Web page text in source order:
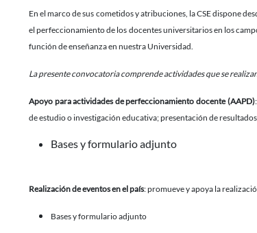
En el marco de sus cometidos y atribuciones, la CSE dispone
el perfeccionamiento de los docentes universitarios en los
función de enseñanza en nuestra Universidad.
La presente convocatoria comprende actividades que se
Apoyo para actividades de perfeccionamiento docente (AAPD)
de estudio o investigación educativa; presentación de
Bases y formulario adjunto
Realización de eventos en el país: promueve y apoya la
Bases y formulario adjunto